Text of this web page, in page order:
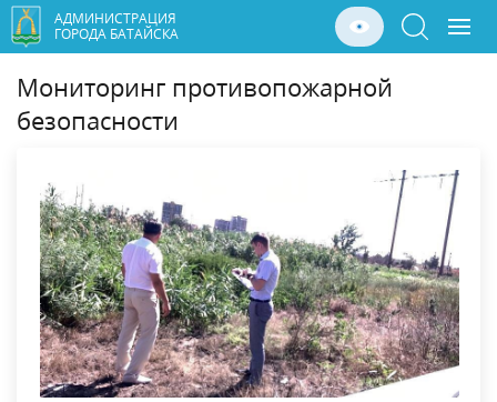
АДМИНИСТРАЦИЯ
ГОРОДА БАТАЙСКА
Мониторинг противопожарной
безопасности